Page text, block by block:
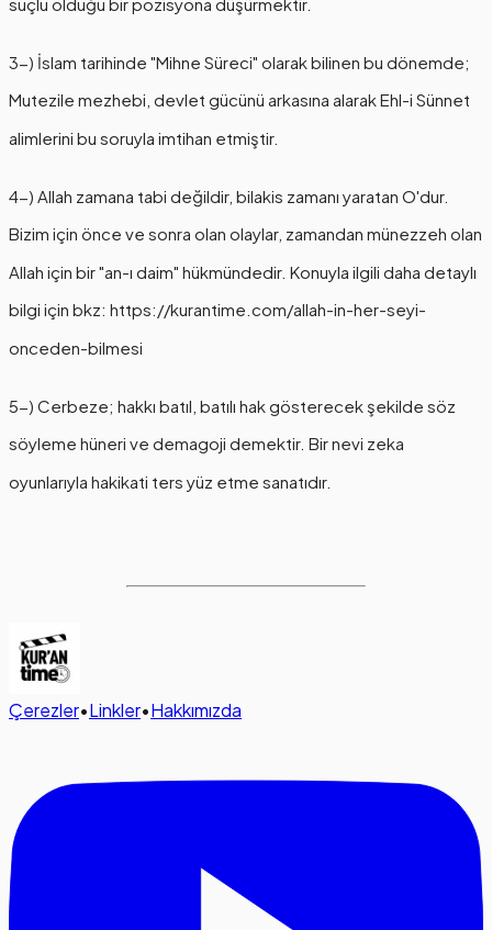
3-) İslam tarihinde "Mihne Süreci" olarak bilinen bu dönemde;
Mutezile mezhebi, devlet gücünü arkasına alarak Ehl-i Sünnet
alimlerini bu soruyla imtihan etmiştir.
4-) Allah zamana tabi değildir, bilakis zamanı yaratan O'dur.
Bizim için önce ve sonra olan olaylar, zamandan münezzeh olan
Allah için bir "an-ı daim" hükmündedir. Konuyla ilgili daha detaylı
bilgi için bkz: https://kurantime.com/allah-in-her-seyi-
onceden-bilmesi
5-) Cerbeze; hakkı batıl, batılı hak gösterecek şekilde söz
söyleme hüneri ve demagoji demektir. Bir nevi zeka
oyunlarıyla hakikati ters yüz etme sanatıdır.
Çerezler•Linkler•Hakkımızda